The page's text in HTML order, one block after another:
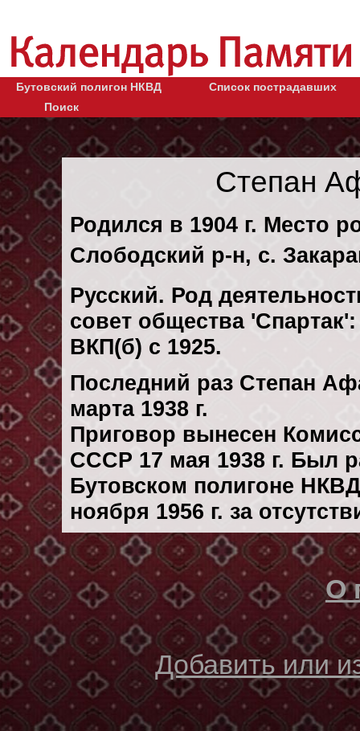
Бутовский полигон НКВД
Список пострадавших
Поиск
Степан
Родился в 1904 г. Место
Слободский р-н, с.
Русский. Род
совет общества
ВКП(б) с 1925.
Последний раз Степан
марта 1938 г.
Приговор вынесен
СССР 17 мая 1938 г. Был
Бутовском полигоне
ноября 1956 г. за
О
Добавить или